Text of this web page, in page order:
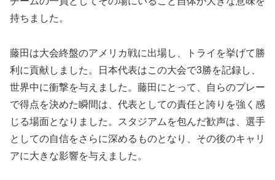
持ちました。
藤田は大会終盤のアメリカ戦に出場し、トライを挙げて勝
利に貢献しました。日本代表はこの大会で3勝を記録し、
世界中に衝撃を与えました。藤田にとって、自らのプレー
で得点を決めた瞬間は、代表としての責任と誇りを強く感
じる場面となりました。スタジアムを包んだ歓声は、選手
としての自信をさらに深めるものとなり、その後のキャリ
アに大きな影響を与えました。